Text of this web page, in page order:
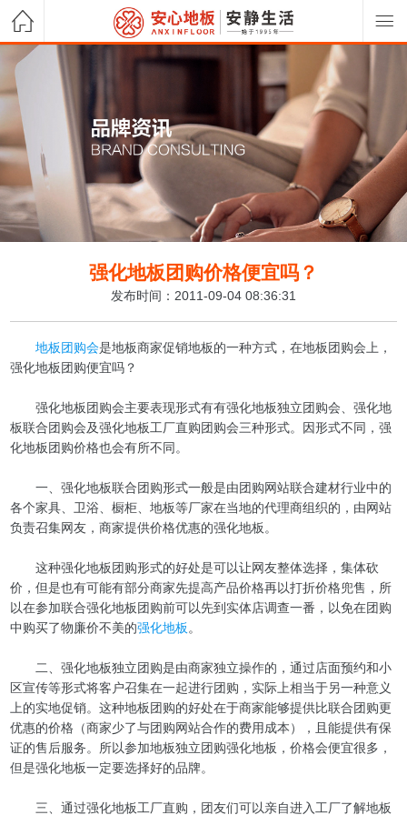
强化地板团购价格便宜吗？
发布时间：2011-09-04 08:36:31
地板团购会是地板商家促销地板的一种方式，在地板团购会上，
强化地板团购便宜吗？
强化地板团购会主要表现形式有有强化地板独立团购会、强化地
板联合团购会及强化地板工厂直购团购会三种形式。因形式不同，强
化地板团购价格也会有所不同。
一、强化地板联合团购形式一般是由团购网站联合建材行业中的
各个家具、卫浴、橱柜、地板等厂家在当地的代理商组织的，由网站
负责召集网友，商家提供价格优惠的强化地板。
这种强化地板团购形式的好处是可以让网友整体选择，集体砍
价，但是也有可能有部分商家先提高产品价格再以打折价格兜售，所
以在参加联合强化地板团购前可以先到实体店调查一番，以免在团购
中购买了物廉价不美的强化地板 。
二、强化地板独立团购是由商家独立操作的，通过店面预约和小
区宣传等形式将客户召集在一起进行团购，实际上相当于另一种意义
上的实地促销。这种地板团购的好处在于商家能够提供比联合团购更
优惠的价格（商家少了与团购网站合作的费用成本），且能提供有保
证的售后服务。所以参加地板独立团购强化地板，价格会便宜很多，
但是强化地板一定要选择好的品牌。
三、通过强化地板工厂直购，团友们可以亲自进入工厂了解地板